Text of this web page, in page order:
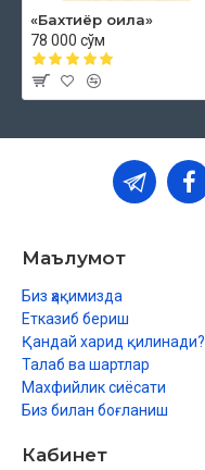
«Бахтиёр оила»
78 000 сўм
Маълумот
Биз ҳақимизда
Етказиб бериш
Қандай харид қилинади?
Талаб ва шартлар
Махфийлик сиёсати
Биз билан боғланиш
Кабинет